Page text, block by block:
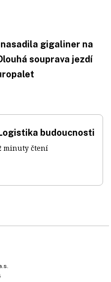
gigaliner na
souprava jezdí
budoucnosti
minuty čtení